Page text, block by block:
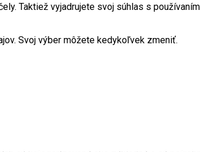
Taktiež vyjadrujete svoj súhlas s
Svoj výber môžete kedykoľvek zmeniť.